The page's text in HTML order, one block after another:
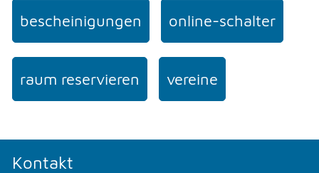
bescheinigungen online-schalter
raum reservieren vereine
Kontakt